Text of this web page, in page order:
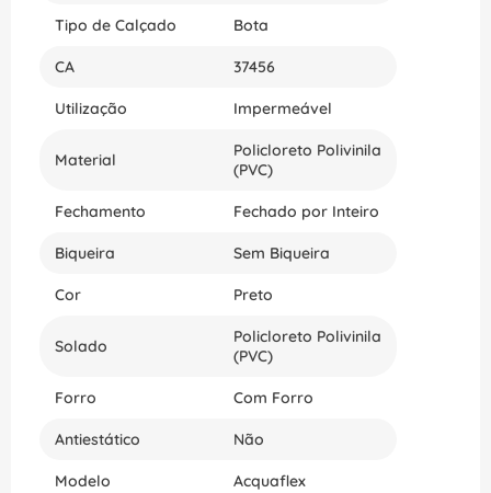
sua saúde e seu bem-estar durante toda a jornada
desfrute da máxima proteção e conforto. Compre
qualidade, com a tradição e a garantia da marca
Tipo de Calçado Bota
CA 37456
Utilização Impermeável
Material
Policloreto Polivinila
(PVC)
Fechamento Fechado por Inteiro
Biqueira Sem Biqueira
Cor Preto
Solado
Policloreto Polivinila
(PVC)
Forro Com Forro
Antiestático Não
Modelo Acquaflex